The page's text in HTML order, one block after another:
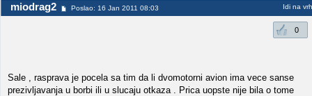
miodrag2 Poslao: 16 Jan 2011 08:03 Idi na vrh
0
Sale , rasprava je pocela sa tim da li dvomotorni avion ima vece sanse
prezivljavanja u borbi ili u slucaju otkaza . Prica uopste nije bila o tome